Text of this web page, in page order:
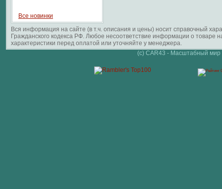
Все новинки
Вся информация на сайте (в т.ч. описания и цены) носит справочный
Гражданского кодекса РФ. Любое несоответствие информации о
характеристики перед оплатой или уточняйте у менеджера.
(c) CAR43 - Масштабный мир